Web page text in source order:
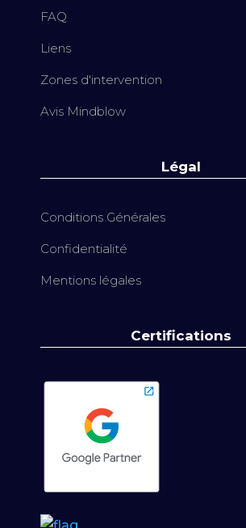
FAQ
Liens
Zones d'intervention
Avis Mindblow
Légal
Conditions Générales
Confidentialité
Mentions légales
Certifications